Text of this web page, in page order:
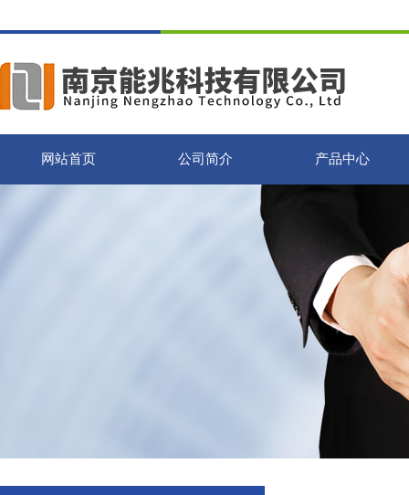
网站首页 公司简介 产品中心